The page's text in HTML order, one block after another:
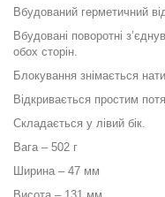
Вбудований герметичний
Вбудовані поворотні
обох сторін.
Блокування знімається
Відкривається простим
Складається у лівий бік.
Вага – 502 г
Ширина – 47 мм